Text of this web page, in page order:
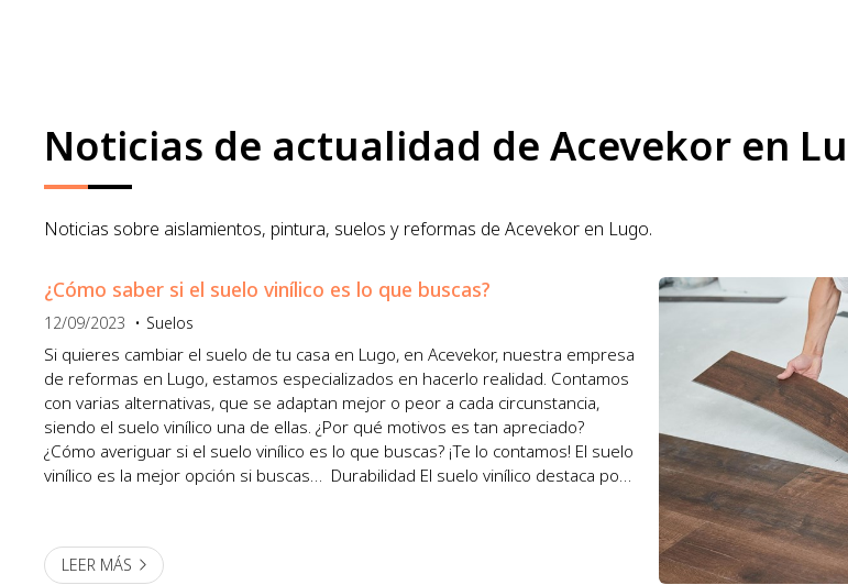
Noticias de actualidad de Acevekor en
Noticias sobre aislamientos, pintura, suelos y reformas de Acevekor en Lugo.
¿Cómo saber si el suelo vinílico es lo que buscas?
12/09/2023 Suelos
Si quieres cambiar el suelo de tu casa en Lugo, en Acevekor, nuestra empresa
de reformas en Lugo, estamos especializados en hacerlo realidad. Contamos
con varias alternativas, que se adaptan mejor o peor a cada circunstancia,
siendo el suelo vinílico una de ellas. ¿Por qué motivos es tan apreciado?
¿Cómo averiguar si el suelo vinílico es lo que buscas? ¡Te lo contamos! El suelo
vinílico es la mejor opción si buscas… Durabilidad El suelo vinílico destaca por
LEER MÁS